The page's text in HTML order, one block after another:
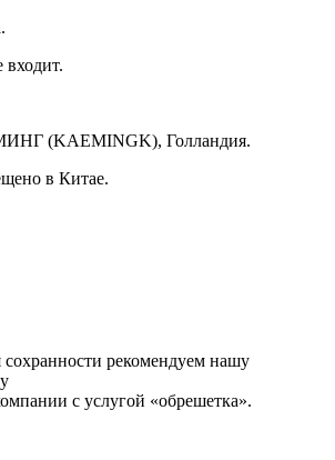
входит.
(KAEMINGK), Голландия.
в Китае.
рекомендуем нашу
с услугой «обрешетка».